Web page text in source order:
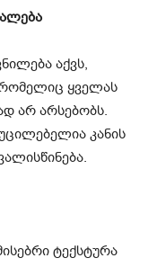
აქვს,
ყველას
არ არსებობს.
კანის
ტექსტურა